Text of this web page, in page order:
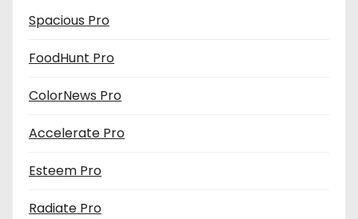
Spacious Pro
FoodHunt Pro
ColorNews Pro
Accelerate Pro
Esteem Pro
Radiate Pro